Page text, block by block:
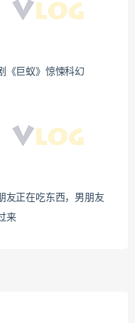
《巨蚁》惊悚科幻
友正在吃东西，男朋友
来